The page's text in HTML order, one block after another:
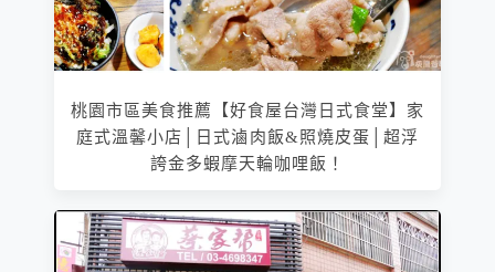
桃園市區美食推薦【好食屋台灣日式食堂】家
庭式溫馨小店│日式滷肉飯&照燒皮蛋│超浮
誇金多蝦摩天輪咖哩飯！